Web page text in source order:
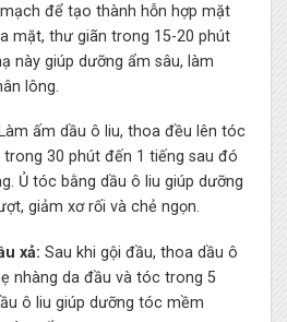
để tạo thành hỗn hợp mặt
mặt, thư giãn trong 15-20 phút
này giúp dưỡng ẩm sâu, làm
lông.
ấm dầu ô liu, thoa đều lên tóc
30 phút đến 1 tiếng sau đó
Ủ tóc bằng dầu ô liu giúp dưỡng
giảm xơ rối và chẻ ngọn.
xả: Sau khi gội đầu, thoa dầu ô
nhàng da đầu và tóc trong 5
ô liu giúp dưỡng tóc mềm